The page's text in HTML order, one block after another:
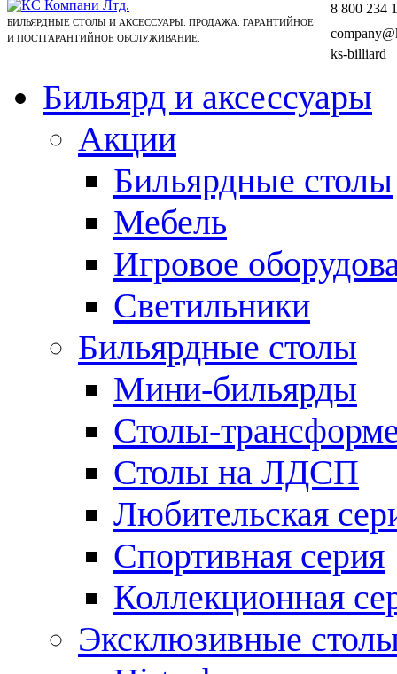
БИЛЬЯРДНЫЕ СТОЛЫ И АКСЕССУАРЫ. ПРОДАЖА. ГАРАНТИЙНОЕ
И ПОСТГАРАНТИЙНОЕ ОБСЛУЖИВАНИЕ.
8 800 234
ks-billiard
Бильярд и аксессуары
Акции
Бильярдные столы
Мебель
Игровое
Светильники
Бильярдные столы
Мини-бильярды
Столы-
Столы на ЛДСП
Любительская
Спортивная серия
Коллекционная
Эксклюзивные